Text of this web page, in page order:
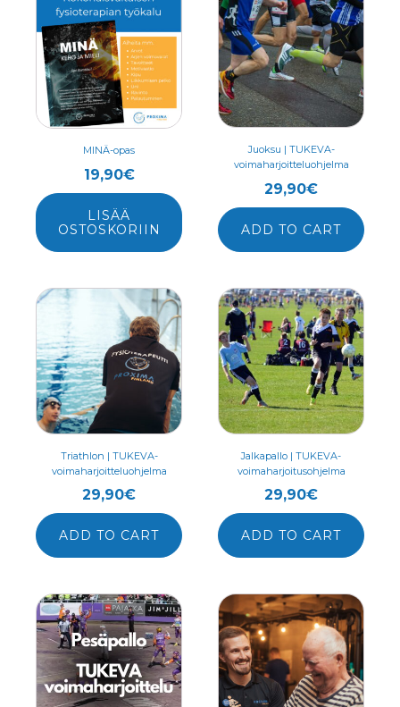
MINÄ-opas
19,90€
LISÄÄ
OSTOSKORIIN
Juoksu | TUKEVA-
voimaharjoitteluohjelma
29,90€
ADD TO CART
Triathlon | TUKEVA-
voimaharjoitteluohjelma
29,90€
ADD TO CART
Jalkapallo | TUKEVA-
voimaharjoitusohjelma
29,90€
ADD TO CART